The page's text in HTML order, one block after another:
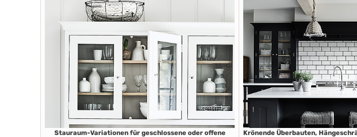
Stauraum-Variationen für geschlossene oder offene
Krönende Überbauten,